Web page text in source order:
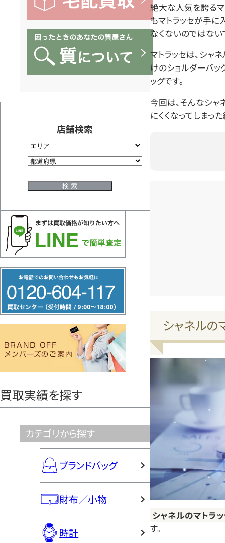
店舗検索
リ
ー
ヤ
買取実績を探す
カテゴリから探す
ブランドバッグ
財布／小物
時計
絶大な人気を誇るマ
もマトラッセが手に
なくないのではない
マトラッセは、シャ
けのショルダーバ
ッグです。
今回は、そんなシャ
にくくなってしまっ
シャネルの
シャネルのマトラ
す。